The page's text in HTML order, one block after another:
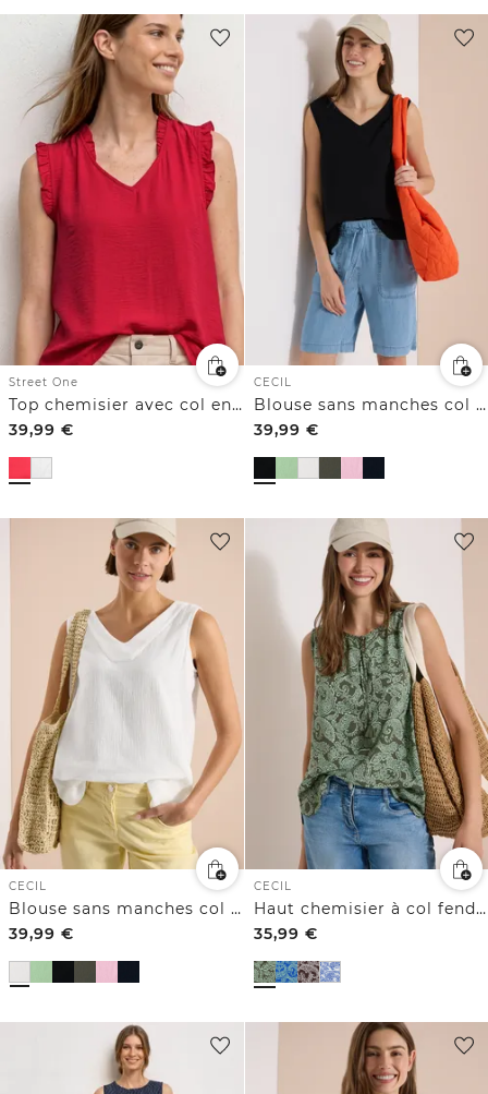
Street One
Top chemisier avec col en V et ruches
39,99 €
CECIL
Blouse sans manches col V en gaze de coton
39,99 €
CECIL
Blouse sans manches col V en gaze de coton
39,99 €
CECIL
Haut chemisier à col fendu et imprimé
35,99 €